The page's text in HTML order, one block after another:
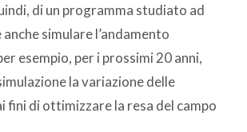
di un programma studiato ad
anche simulare l’andamento
esempio, per i prossimi 20 anni,
la variazione delle
fini di ottimizzare la resa del campo